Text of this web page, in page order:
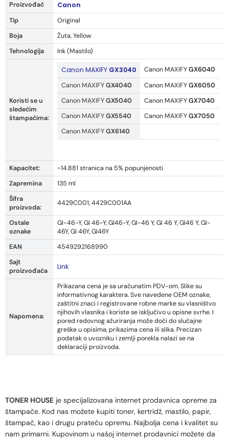
Proizvođač Canon
Tip
Original
Boja
Žuta, Yellow
Tehnologija
Ink (Mastilo)
Koristi se u
sledećim
štampačima:
Canon MAXIFY GX3040 Canon MAXIFYGX6040
Canon MAXIFYGX4040 Canon MAXIFYGX6050
Canon MAXIFYGX5040 Canon MAXIFYGX7040
Canon MAXIFYGX5540 Canon MAXIFYGX7050
Canon MAXIFYGX6140
Kapacitet:
~14.881 stranica na 5% popunjenosti
Zapremina
135 ml
Šifra
proizvoda:
4429C001, 4429C001AA
Ostale
oznake
GI-46-Y, GI 46-Y, GI46-Y, GI-46 Y, GI 46 Y, GI46 Y, GI-
46Y, GI 46Y, GI46Y
EAN
4549292168990
Sajt
proizvođača
Link
Napomena:
Prikazana cena je sa uračunatim PDV-om. Slike su
informativnog karaktera. Sve navedene OEM oznake,
zaštitni znaci i registrovane robne marke su vlasništvo
njihovih vlasnika i koriste se isključivo u opisne svrhe. I
pored redovnog ažuriranja može doći do slučajne
greške u opisima, prikazima cena ili slika. Precizan
podatak o uvozniku i zemlji porekla nalazi se na
deklaraciji proizvoda.
TONER HOUSE je specijalizovana internet prodavnica opreme za
štampače. Kod nas možete kupiti toner, kertridž, mastilo, papir,
štampač, kao i drugu prateću opremu. Najbolja cena i kvalitet su
nam primarni. Kupovinom u našoj internet prodavnici možete da